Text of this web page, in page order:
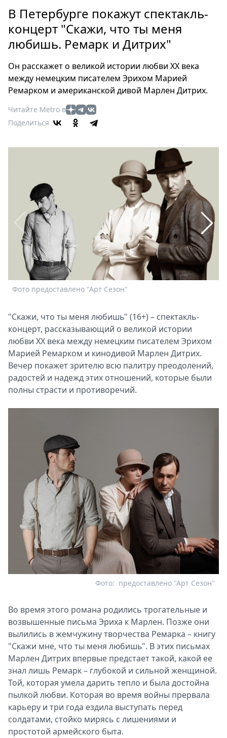
Россия
Мир
Здоровье
Туризм
Мода
Кино
Афиша
релизы
О
Metro
Стримы
Спецпроекты
Звезды
Выборы
2026
Скачай
В Петербурге покажут спектакль-
концерт "Скажи, что ты меня
любишь. Ремарк и Дитрих"
Он расскажет о великой истории любви XX века
между немецким писателем Эрихом Марией
Ремарком и американской дивой Марлен Дитрих.
Читайте Metro в
Поделиться
Фото предоставлено "Арт Сезон"
"Скажи, что ты меня любишь" (16+) – спектакль-
концерт, рассказывающий о великой истории
любви XX века между немецким писателем Эрихом
Марией Ремарком и кинодивой Марлен Дитрих.
Вечер покажет зрителю всю палитру преодолений,
радостей и надежд этих отношений, которые были
полны страсти и противоречий.
предоставлено "Арт Сезон"
Фото:
Во время этого романа родились трогательные и
возвышенные письма Эриха к Марлен. Позже они
вылились в жемчужину творчества Ремарка – книгу
"Скажи мне, что ты меня любишь". В этих письмах
Марлен Дитрих впервые предстает такой, какой ее
знал лишь Ремарк – глубокой и сильной женщиной.
Той, которая умела дарить тепло и была достойна
пылкой любви. Которая во время войны прервала
карьеру и три года ездила выступать перед
солдатами, стойко мирясь с лишениями и
простотой армейского быта.